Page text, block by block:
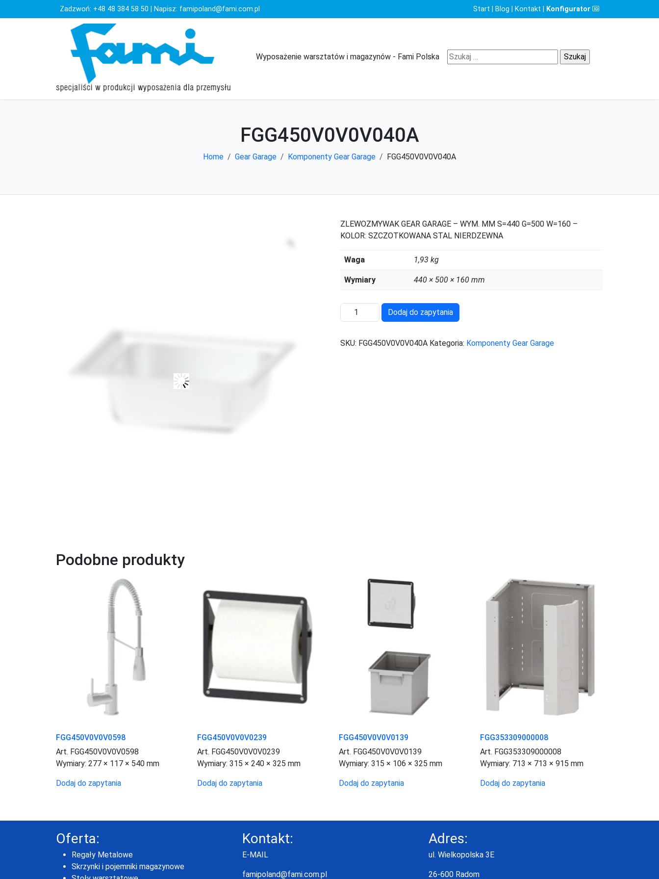
Zadzwoń: +48 48 384 58 50 | Napisz: famipoland@fami.com.pl Start Blog Kontakt Konfigurator
Wyposażenie warsztatów i magazynów - Fami Polska Szukaj:
FGG450V0V0V040A
Home Gear Garage Komponenty Gear Garage FGG450V0V0V040A
ZLEWOZMYWAK GEAR GARAGE – WYM. MM S=440 G=500 W=160 –
KOLOR: SZCZOTKOWANA STAL NIERDZEWNA
Waga 1,93 kg
Wymiary 440 × 500 × 160 mm
ilość
FGG450V0V0V040A
Dodaj do zapytania
SKU: FGG450V0V0V040A Kategoria: Komponenty Gear Garage
Podobne produkty
FGG450V0V0V0598
Art. FGG450V0V0V0598
Wymiary: 277 × 117 × 540 mm
Dodaj do zapytania
FGG450V0V0V0239
Art. FGG450V0V0V0239
Wymiary:315 × 240 × 325 mm
Dodaj do zapytania
FGG450V0V0V0139
Art. FGG450V0V0V0139
Wymiary: 315 × 106 × 325 mm
Dodaj do zapytania
FGG353309000008
Art. FGG353309000008
Wymiary: 713 × 713 × 915 mm
Dodaj do zapytania
Oferta:
Regały Metalowe
Skrzynki i pojemniki magazynowe
Kontakt:
E-MAIL
famipoland@fami.com.pl
Adres:
ul. Wielkopolska 3E
26-600 Radom